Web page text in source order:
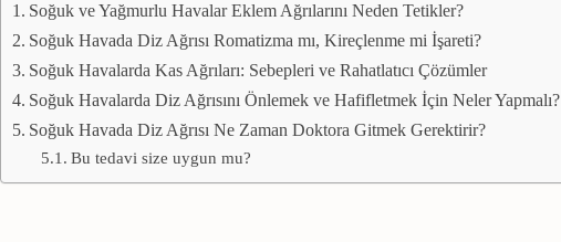
Soğuk ve Yağmurlu Havalar Eklem Ağrılarını Neden Tetikler?
Soğuk Havada Diz Ağrısı Romatizma mı, Kireçlenme mi İşareti?
Soğuk Havalarda Kas Ağrıları: Sebepleri ve Rahatlatıcı Çözümler
Soğuk Havalarda Diz Ağrısını Önlemek ve Hafifletmek İçin Neler Yapmalı?
Soğuk Havada Diz Ağrısı Ne Zaman Doktora Gitmek Gerektirir?
Bu tedavi size uygun mu?